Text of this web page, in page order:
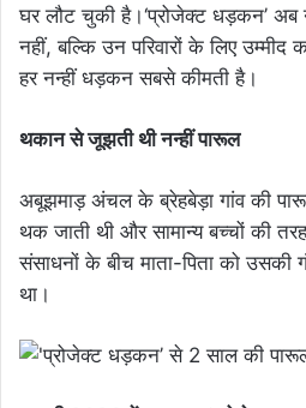
घर लौट चुकी है।‘प्रोजेक्ट धड़कन’ अब
नहीं, बल्कि उन परिवारों के लिए
हर नन्हीं धड़कन सबसे कीमती है।
थकान से जूझती थी नन्हीं पारूल
अबूझमाड़ अंचल के ब्रेहबेड़ा गांव की
थक जाती थी और सामान्य बच्चों की
संसाधनों के बीच माता-पिता को उसकी
था।